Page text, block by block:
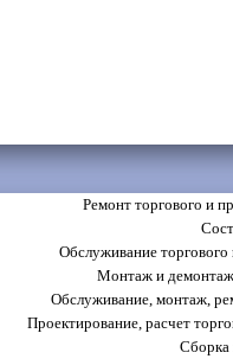
Ремонт торгового и
Обслуживание
Монтаж и демонтаж
Обслуживание, монтаж,
Проектирование, расчет
Сборка